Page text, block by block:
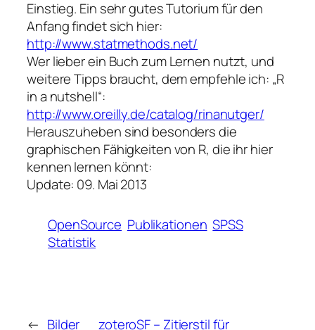
Einstieg. Ein sehr gutes Tutorium für den
Anfang findet sich hier:
http://www.statmethods.net/
Wer lieber ein Buch zum Lernen nutzt, und
weitere Tipps braucht, dem empfehle ich: „R
in a nutshell“:
http://www.oreilly.de/catalog/rinanutger/
Herauszuheben sind besonders die
graphischen Fähigkeiten von R, die ihr hier
kennen lernen könnt:
Update: 09. Mai 2013
OpenSource Publikationen SPSS
Statistik
← Bilder zoteroSF – Zitierstil für